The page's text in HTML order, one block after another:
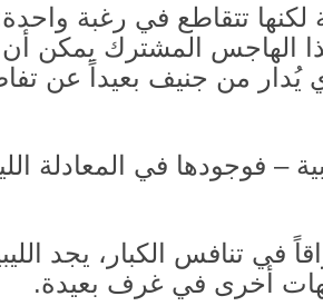
تتقاطع في رغبة واحدة
الهاجس المشترك يمكن
من جنيف بعيداً عن
فوجودها في المعادلة
تنافس الكبار، يجد
جهات أخرى في غرف بعيدة.